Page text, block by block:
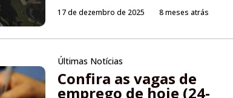
17 de dezembro de 2025 8 meses atrás
Últimas Notícias
Confira as vagas de
emprego de hoje (24-